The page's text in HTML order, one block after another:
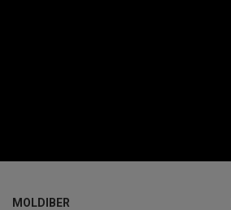
MOLDIBER